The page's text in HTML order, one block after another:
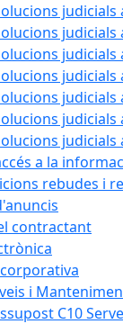
judicials
judicials
judicials
judicials
judicials
judicials
judicials
a la
rebudes i
contractant
i
C10